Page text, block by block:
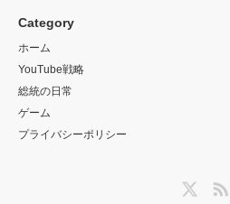
Category
ホーム
YouTube戦略
総統の日常
ゲーム
プライバシーポリシー